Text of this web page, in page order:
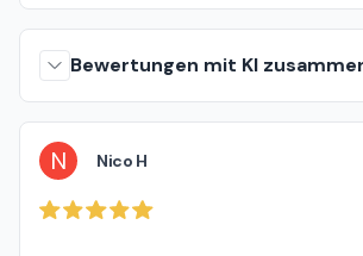
Bewertungen mit KI
N Nico H